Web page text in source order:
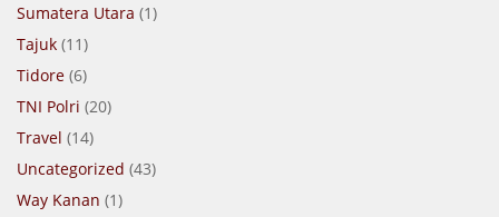
Sumatera Utara (1)
Tajuk (11)
Tidore (6)
TNI Polri (20)
Travel (14)
Uncategorized (43)
Way Kanan (1)